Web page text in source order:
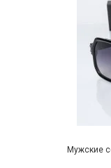
Мужские